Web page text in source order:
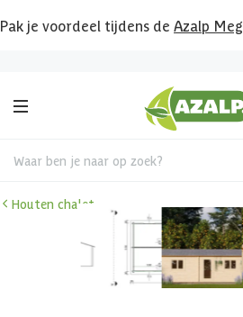
Pak je voordeel tijdens de Azalp
Waar ben je naar op zoek?
Houten chalet